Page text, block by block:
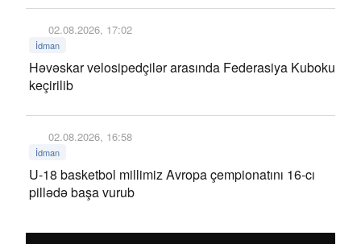
02.08.2026, 17:02
İdman
Həvəskar velosipedçilər arasında Federasiya Kuboku
keçirilib
02.08.2026, 16:58
İdman
U-18 basketbol millimiz Avropa çempionatını 16-cı
pillədə başa vurub